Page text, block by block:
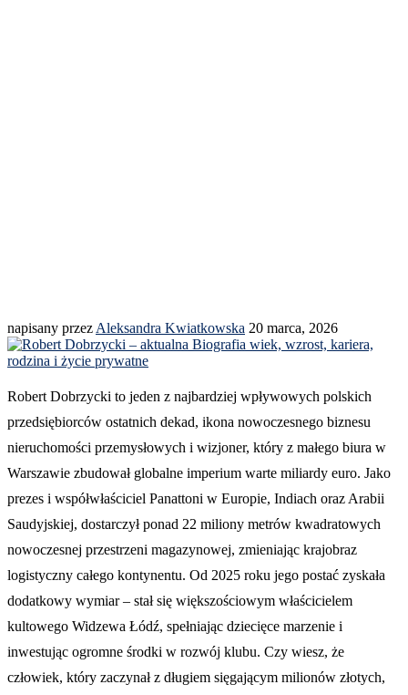
napisany przez Aleksandra Kwiatkowska 20 marca, 2026
Robert Dobrzycki to jeden z najbardziej wpływowych polskich
przedsiębiorców ostatnich dekad, ikona nowoczesnego biznesu
nieruchomości przemysłowych i wizjoner, który z małego biura w
Warszawie zbudował globalne imperium warte miliardy euro. Jako
prezes i współwłaściciel Panattoni w Europie, Indiach oraz Arabii
Saudyjskiej, dostarczył ponad 22 miliony metrów kwadratowych
nowoczesnej przestrzeni magazynowej, zmieniając krajobraz
logistyczny całego kontynentu. Od 2025 roku jego postać zyskała
dodatkowy wymiar – stał się większościowym właścicielem
kultowego Widzewa Łódź, spełniając dziecięce marzenie i
inwestując ogromne środki w rozwój klubu. Czy wiesz, że
człowiek, który zaczynał z długiem sięgającym milionów złotych,